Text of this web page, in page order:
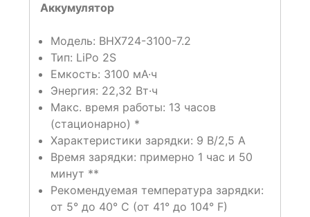
Аккумулятор
Модель: BHX724-3100-7.2
Тип: LiPo 2S
Емкость: 3100 мА·ч
Энергия: 22,32 Вт·ч
Макс. время работы: 13 часов
(стационарно) *
Характеристики зарядки: 9 В/2,5 А
Время зарядки: примерно 1 час и 50
минут **
Рекомендуемая температура зарядки:
от 5° до 40° C (от 41° до 104° F)